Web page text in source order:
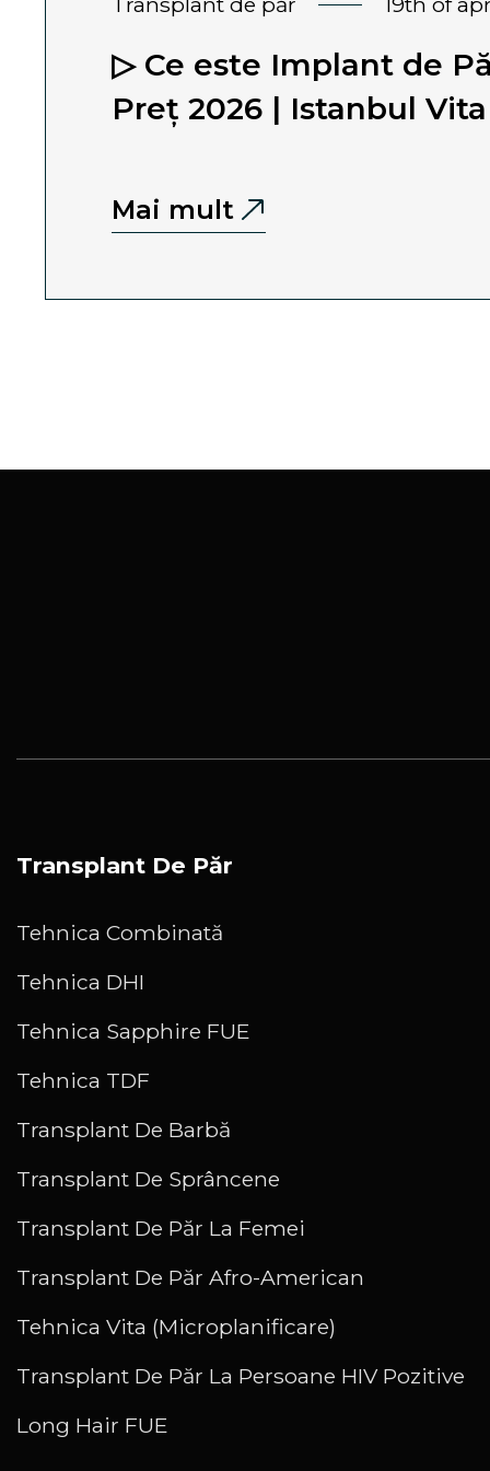
▷ Ce este Implant de
Preț 2026 | Istanbul Vita
Mai mult
Transplant De Păr
Tehnica Combinată
Tehnica DHI
Tehnica Sapphire FUE
Tehnica TDF
Transplant De Barbă
Transplant De Sprâncene
Transplant De Păr La Femei
Transplant De Păr Afro-American
Tehnica Vita (Microplanificare)
Transplant De Păr La Persoane HIV Pozitive
Long Hair FUE